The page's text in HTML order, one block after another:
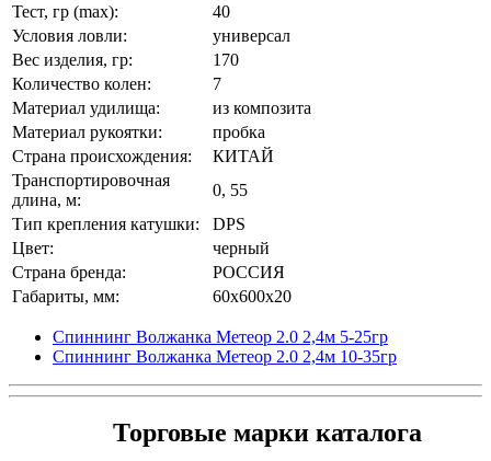
Тест, гр (max):
40
Условия ловли:
универсал
Вес изделия, гр:
170
Количество колен:
7
Материал удилища:
из композита
Материал рукоятки:
пробка
Страна происхождения:
КИТАЙ
Транспортировочная
длина, м:
0, 55
Тип крепления катушки:
DPS
Цвет:
черный
Страна бренда:
РОССИЯ
Габариты, мм:
60x600x20
Спиннинг Волжанка Метеор 2.0 2,4м 5-25гр
Спиннинг Волжанка Метеор 2.0 2,4м 10-35гр
Торговые марки каталога